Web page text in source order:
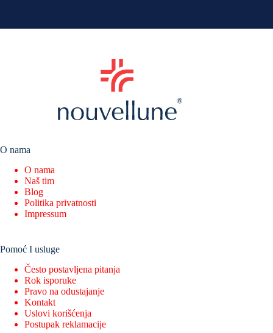
O nama
O nama
Naš tim
Blog
Politika privatnosti
Impressum
Pomoć I usluge
Često postavljena pitanja
Rok isporuke
Pravo na odustajanje
Kontakt
Uslovi korišćenja
Postupak reklamacije